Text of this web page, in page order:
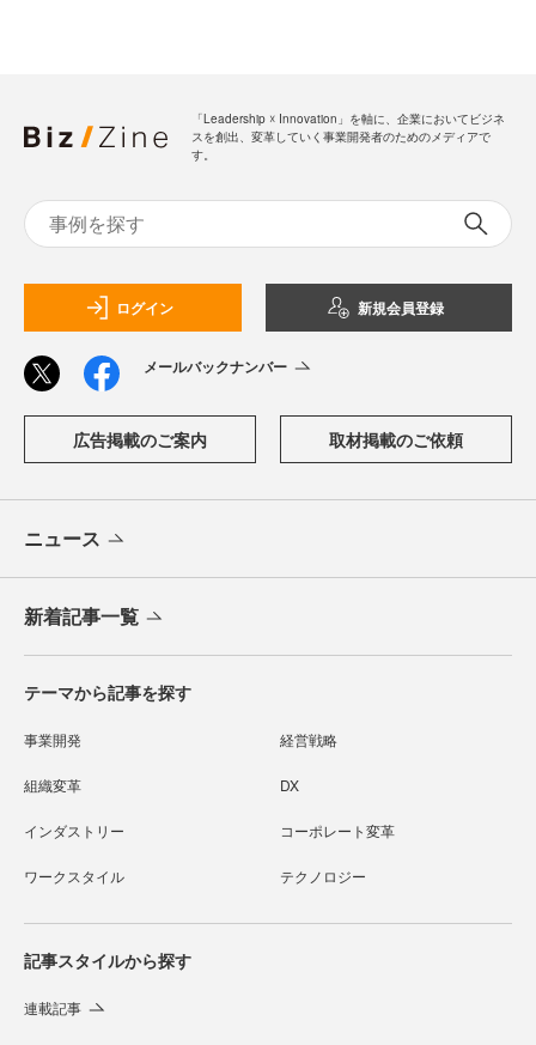
「Leadership ☓ Innovation」を軸に、企業においてビジネ
スを創出、変革していく事業開発者のためのメディアで
す。
ログイン 新規会員登録
メールバックナンバー
広告掲載のご案内 取材掲載のご依頼
ニュース
新着記事一覧
テーマから記事を探す
事業開発 経営戦略
組織変革 DX
インダストリー コーポレート変革
ワークスタイル テクノロジー
記事スタイルから探す
連載記事